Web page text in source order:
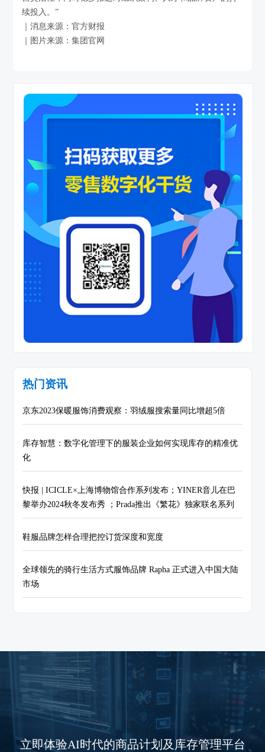
续投入。”
｜消息来源：官方财报
｜图片来源：集团官网
热门资讯
京东2023保暖服饰消费观察：羽绒服搜索量同比增超5倍
库存智慧：数字化管理下的服装企业如何实现库存的精准优
化
快报 | ICICLE×上海博物馆合作系列发布；YINER音儿在巴
黎举办2024秋冬发布秀 ；Prada推出《繁花》独家联名系列
鞋服品牌怎样合理把控订货深度和宽度
全球领先的骑行生活方式服饰品牌 Rapha 正式进入中国大陆
市场
立即体验AI时代的商品计划及库存管理平台